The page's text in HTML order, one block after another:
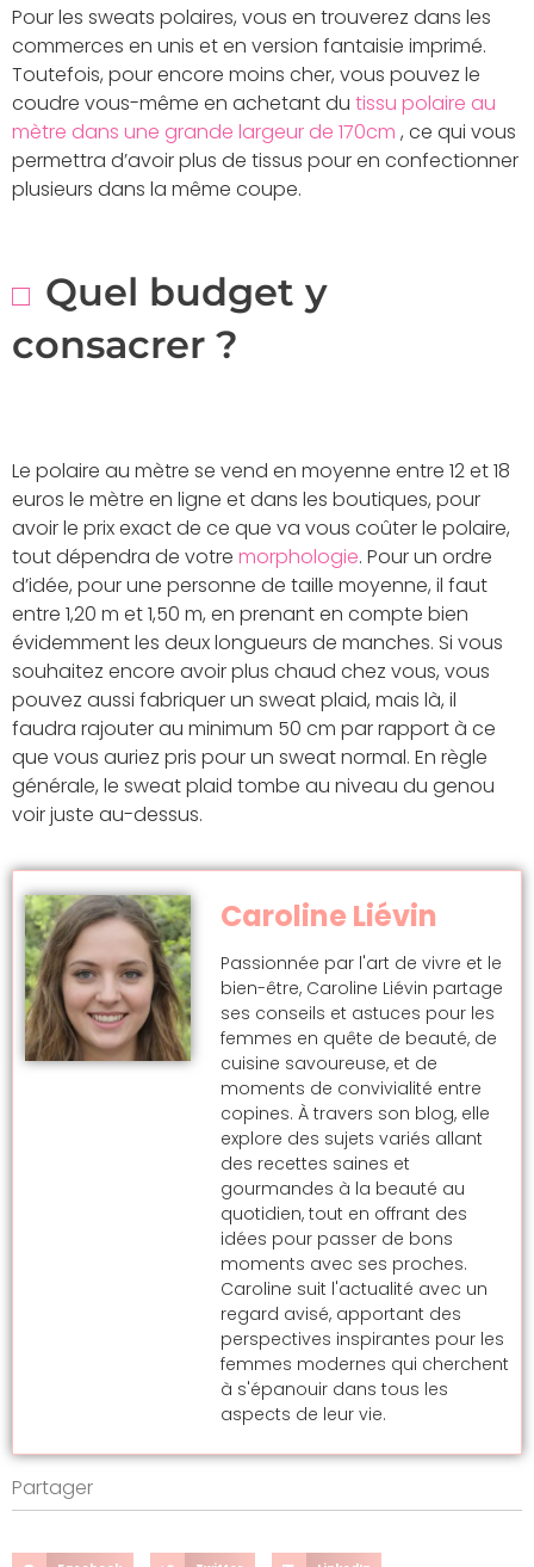
Pour les sweats polaires, vous en trouverez dans les
commerces en unis et en version fantaisie imprimé.
Toutefois, pour encore moins cher, vous pouvez le
coudre vous-même en achetant du tissu polaire au
mètre dans une grande largeur de 170cm , ce qui vous
permettra d’avoir plus de tissus pour en confectionner
plusieurs dans la même coupe.
Quel budget y
consacrer ?
Le polaire au mètre se vend en moyenne entre 12 et 18
euros le mètre en ligne et dans les boutiques, pour
avoir le prix exact de ce que va vous coûter le polaire,
tout dépendra de votre morphologie. Pour un ordre
d’idée, pour une personne de taille moyenne, il faut
entre 1,20 m et 1,50 m, en prenant en compte bien
évidemment les deux longueurs de manches. Si vous
souhaitez encore avoir plus chaud chez vous, vous
pouvez aussi fabriquer un sweat plaid, mais là, il
faudra rajouter au minimum 50 cm par rapport à ce
que vous auriez pris pour un sweat normal. En règle
générale, le sweat plaid tombe au niveau du genou
voir juste au-dessus.
Caroline Liévin
Passionnée par l'art de vivre et le
bien-être, Caroline Liévin partage
ses conseils et astuces pour les
femmes en quête de beauté, de
cuisine savoureuse, et de
moments de convivialité entre
copines. À travers son blog, elle
explore des sujets variés allant
des recettes saines et
gourmandes à la beauté au
quotidien, tout en offrant des
idées pour passer de bons
moments avec ses proches.
Caroline suit l'actualité avec un
regard avisé, apportant des
perspectives inspirantes pour les
femmes modernes qui cherchent
à s'épanouir dans tous les
aspects de leur vie.
Partager